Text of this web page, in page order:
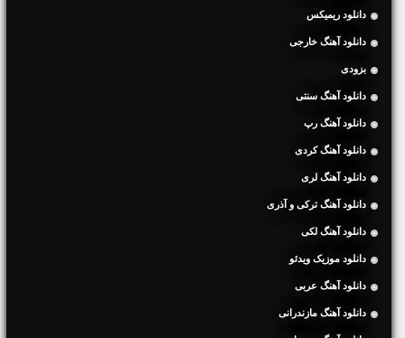
دانلود ریمیکس
دانلود آهنگ خارجی
بزودی
دانلود آهنگ سنتی
دانلود آهنگ رپ
دانلود آهنگ کردی
دانلود آهنگ لری
دانلود آهنگ ترکی و آذری
دانلود آهنگ لکی
دانلود موزیک ویدئو
دانلود آهنگ عربی
دانلود آهنگ مازندرانی